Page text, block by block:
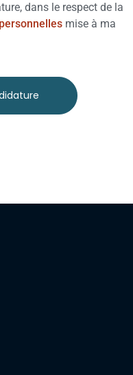
dans le respect de la
mise à ma